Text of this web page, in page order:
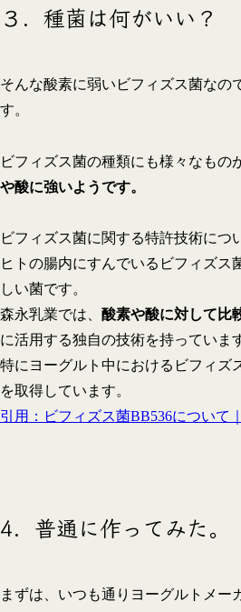
３．種菌は何がいい？
そんな酸素に弱いビフィズス菌なの
す。
ビフィズス菌の種類にも様々なもの
や酸に強いようです。
ビフィズス菌に関する特許技術につ
ヒトの腸内にすんでいるビフィズ
しい菌です。
森永乳業では、 酸素や酸に対して比
に活用する独自の技術を持っていま
特にヨーグルト中におけるビフィズ
を取得しています。
引用：ビフィズス菌BB536について
4．普通に作ってみた。
まずは、いつも通りヨーグルトメ